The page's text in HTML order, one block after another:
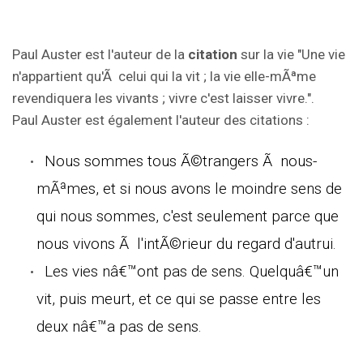
Paul Auster est l'auteur de la citation sur la vie "Une vie
n'appartient qu'Ã celui qui la vit ; la vie elle-mÃªme
revendiquera les vivants ; vivre c'est laisser vivre.".
Paul Auster est également l'auteur des citations :
Nous sommes tous Ã©trangers Ã nous-
mÃªmes, et si nous avons le moindre sens de
qui nous sommes, c'est seulement parce que
nous vivons Ã l'intÃ©rieur du regard d'autrui.
Les vies nâ€™ont pas de sens. Quelquâ€™un
vit, puis meurt, et ce qui se passe entre les
deux nâ€™a pas de sens.